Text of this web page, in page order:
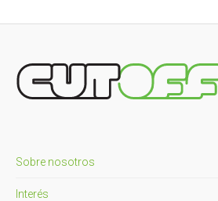
Sobre nosotros
Interés